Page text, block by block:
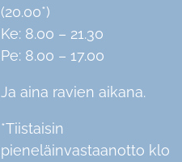
(20.00*)
Ke: 8.00 – 21.30
Pe: 8.00 – 17.00
Ja aina ravien aikana.
*Tiistaisin
pieneläinvastaanotto klo